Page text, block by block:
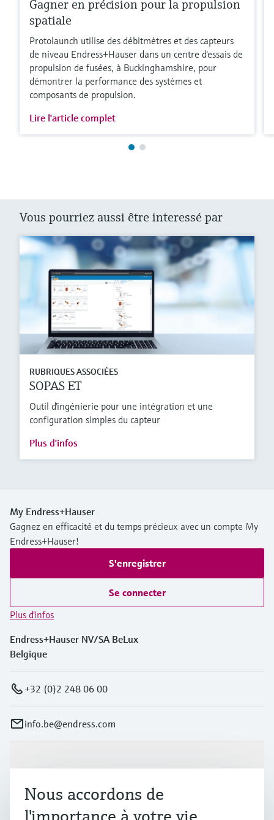
Gagner en précision pour la propulsion
spatiale
Protolaunch utilise des débitmètres et des capteurs
de niveau Endress+Hauser dans un centre d'essais de
propulsion de fusées, à Buckinghamshire, pour
démontrer la performance des systèmes et
composants de propulsion.
Lire l'article complet
Vous pourriez aussi être interessé par
RUBRIQUES ASSOCIÉES
SOPAS ET
Outil d'ingénierie pour une intégration et une
configuration simples du capteur
Plus d'infos
My Endress+Hauser
Gagnez en efficacité et du temps précieux avec un compte My
Endress+Hauser!
S'enregistrer
Se connecter
Plus d'infos
Endress+Hauser NV/SA BeLux
Belgique
+32 (0)2 248 06 00
info.be@endress.com
Industries
Nous accordons de